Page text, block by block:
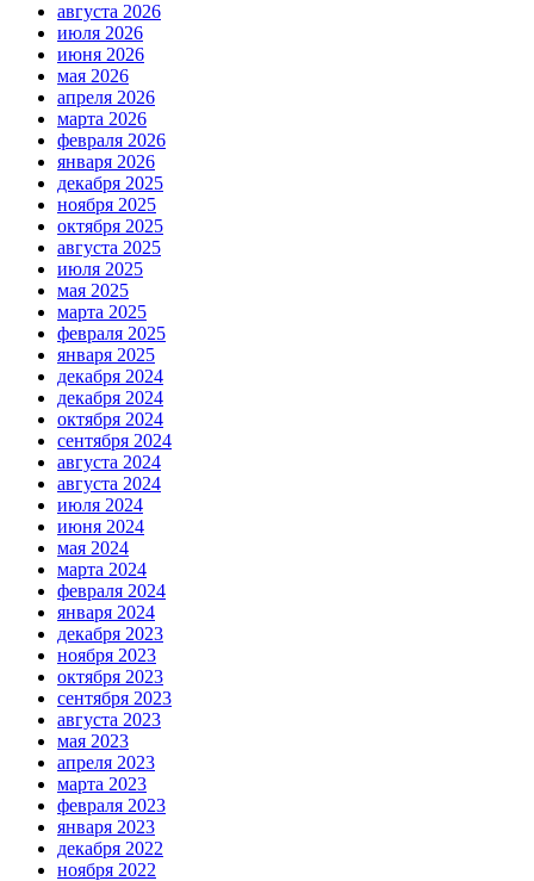
августа 2026
июля 2026
июня 2026
мая 2026
апреля 2026
марта 2026
февраля 2026
января 2026
декабря 2025
ноября 2025
октября 2025
августа 2025
июля 2025
мая 2025
марта 2025
февраля 2025
января 2025
декабря 2024
декабря 2024
октября 2024
сентября 2024
августа 2024
августа 2024
июля 2024
июня 2024
мая 2024
марта 2024
февраля 2024
января 2024
декабря 2023
ноября 2023
октября 2023
сентября 2023
августа 2023
мая 2023
апреля 2023
марта 2023
февраля 2023
января 2023
декабря 2022
ноября 2022